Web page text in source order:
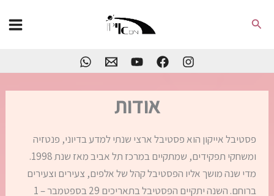
לתוכןחיפוש
אודות
פסטיבל אייקון הוא פסטיבל ארצי שנתי למדע בדיוני, פנטזיה
ומשחקי תפקידים, שמתקיים במרכז תל אביב מאז שנת 1998.
מדי שנה מושך אליו הפסטיבל קהל של אלפים, צעירים וצעירים
ברוחם. השנה יתקיים הפסטיבל בתאריכים 29 בספטמבר – 1